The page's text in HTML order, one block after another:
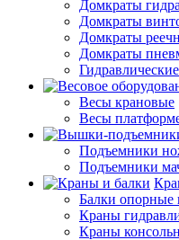
Домкраты
Домкраты
Домкраты
Домкраты
Весы крановые
Весы
Подъемники
Подъемники
Балки опорные
Краны
Краны